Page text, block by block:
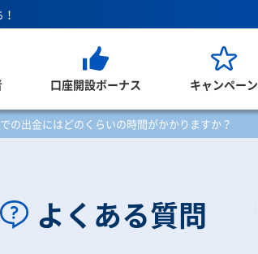
口座開設ボーナス キャンペーン
の出金にはどのくらいの時間がかかりますか？
よくある質問